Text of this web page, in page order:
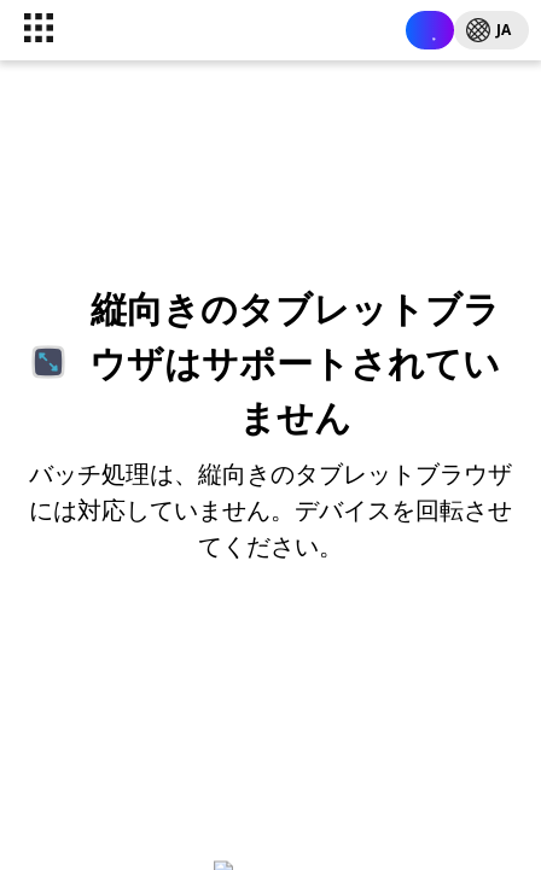
JA
縦向きのタブレットブラ
ウザはサポートされてい
ません
バッチ処理は、縦向きのタブレットブラウザ
には対応していません。デバイスを回転させ
てください。